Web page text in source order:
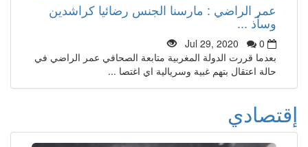
عمر الراضي : مارسنا الجنس رضائيا كراشدين
وسأذ ...
Jul 29, 2020
0
بعدما قررت الدولة المغربية متابعة الصحافي عمر الراضي في
حالة اعتقال بتهم غبية وسريالية اي اغتصا ...
إقتصادي